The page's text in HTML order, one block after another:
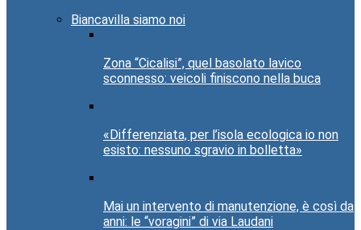
Biancavilla siamo noi
Zona “Cicalisi”, quel basolato lavico
sconnesso: veicoli finiscono nella buca
«Differenziata, per l’isola ecologica io non
esisto: nessuno sgravio in bolletta»
Mai un intervento di manutenzione, è così da
anni: le “voragini” di via Laudani